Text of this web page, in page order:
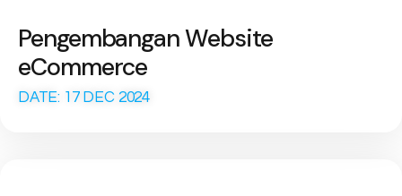
Pengembangan Website
eCommerce
DATE: 17 DEC 2024